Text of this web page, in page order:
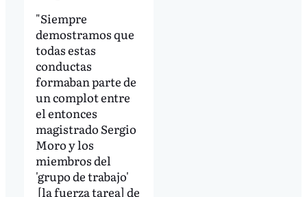
"Siempre
demostramos que
todas estas
conductas
formaban parte de
un complot entre
el entonces
magistrado Sergio
Moro y los
miembros del
'grupo de trabajo'
[la fuerza tarea] de